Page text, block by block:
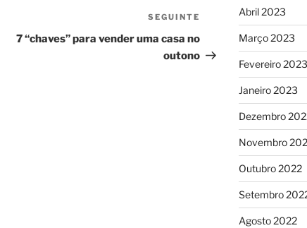
Conteúdo
seguinte
SEGUINTE
7 “chaves” para vender uma casa no
outono
Abril 2023
Março 2023
Fevereiro 2023
Janeiro 2023
Dezembro
Novembro
Outubro 2022
Setembro
Agosto 2022